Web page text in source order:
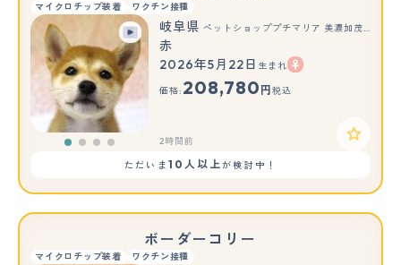
マイクロチップ装着 ワクチン接種
岐阜県 ペットショッププチマリア 美濃加茂店
赤
2026年5月22日 生まれ
価格: 208,780 円 税込
2時間前
ただいま 10人以上が検討中！
ボーダーコリー
マイクロチップ装着 ワクチン接種